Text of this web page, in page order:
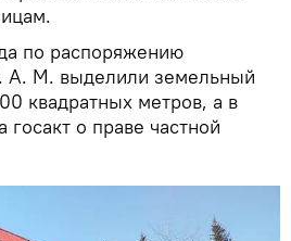
по распоряжению
А. М. выделили земельный
квадратных метров, а в
о праве частной